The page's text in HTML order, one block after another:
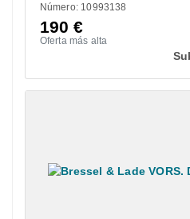
Número: 10993138
190€
Oferta más alta